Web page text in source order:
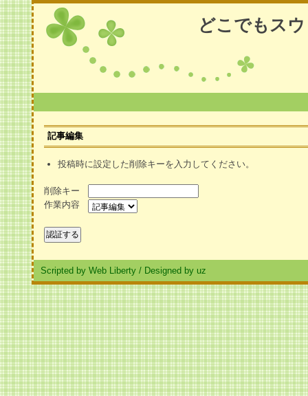
どこでもス
記事編集
投稿時に設定した削除キーを入力してください。
削除キー
作業内容
Scripted by Web Liberty / Designed by uz